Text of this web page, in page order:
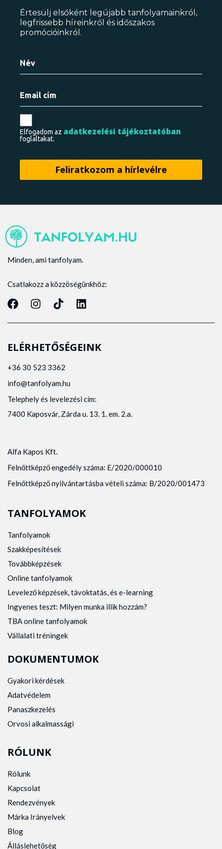
Értesülj elsőként legújabb tanfolyamainkról,
legfrissebb híreinkről és időszakos
promócióinkról.
Elfogadom az adatkezelési tájékoztatóban
foglaltakat.
Minden, ami tanfolyam.
Csatlakozz a közzöségünkhöz:
ELÉRHETŐSÉGEINK
+36 30 523 3362
info@tanfolyam.hu
Telephely és levelezési cím:
7400 Kaposvár, Zárda u. 13. 1. em. 2.a.
Alfa Kapos Kft.
Felnőttképző engedély száma: E/2020/000010
Felnőttképző nyilvántartásba vételi száma: B/2020/001473
TANFOLYAMOK
Tanfolyamok
Szakképesítések
Továbbképzések
Online tanfolyamok
Levelező képzések, távoktatás, és e-learning
Ingyenes teszt: Milyen munka illik hozzám?
TBA online tanfolyamok
Vállalati tréningek
DOKUMENTUMOK
Gyakori kérdések
Adatvédelem
Panaszkezelés
Orvosi alkalmassági
RÓLUNK
Rólunk
Kapcsolat
Rendezvények
Márka Irányelvek
Blog
Álláslehetőség